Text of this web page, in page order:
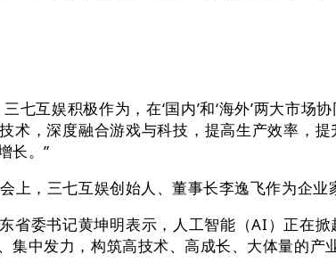
互娱积极作为，在‘国内’和‘海外’两大市场
术，深度融合游戏与科技，提高生产效率，
长。”
，三七互娱创始人、董事长李逸飞作为企业
委书记黄坤明表示，人工智能（AI）正在掀
集中发力，构筑高技术、高成长、大体量的产